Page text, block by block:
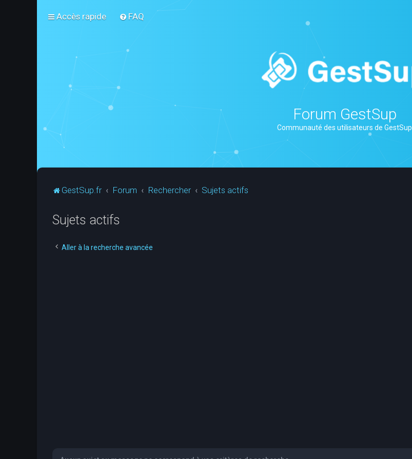
Accès rapide FAQ
Forum GestSup
Communauté des utilisateurs de GestSup
GestSup.fr Forum Rechercher Sujets actifs
Sujets actifs
Aller à la recherche avancée